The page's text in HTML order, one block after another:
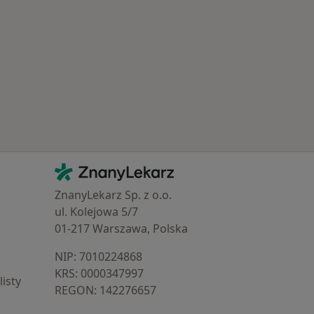
Kontakt
ZnanyLekarz - Strona główna
ZnanyLekarz Sp. z o.o.
ul. Kolejowa 5/7
01-217 Warszawa, Polska
NIP: ⁠7010224868
KRS: ⁠0000347997
REGON: ⁠142276657